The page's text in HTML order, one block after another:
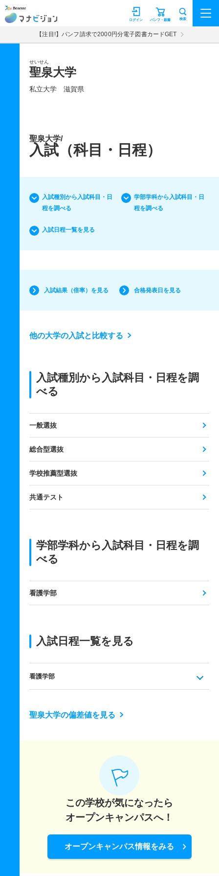
マナビジョン パンフ・願書
ログイン 検索
【注目!】パンフ請求で2000円分電子図書カードGET
せいせん
聖泉大学
私立大学 滋賀県
聖泉大学/
入試（科目・日程）
入試種別から入試科目・日
程を調べる
学部学科から入試科目・日
程を調べる
入試日程一覧を見る
入試結果（倍率）を見る 合格発表日を見る
他の大学の入試と比較する
入試種別から入試科目・日程を調
べる
一般選抜
総合型選抜
学校推薦型選抜
共通テスト
学部学科から入試科目・日程を調
べる
看護学部
入試日程一覧を見る
看護学部
聖泉大学の偏差値を見る
この学校が気になったら
オープンキャンパスへ！
オープンキャンパス情報をみる